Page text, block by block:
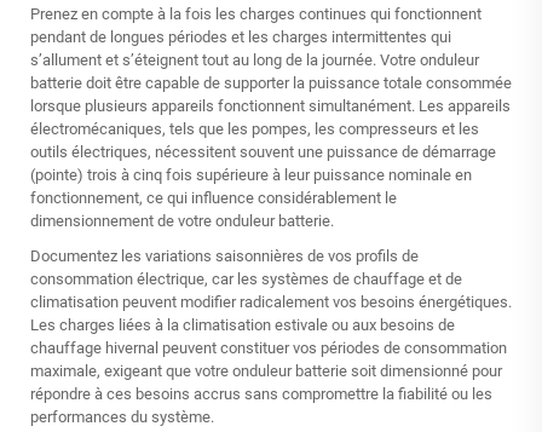
Prenez en compte à la fois les charges continues qui fonctionnent
pendant de longues périodes et les charges intermittentes qui
s’allument et s’éteignent tout au long de la journée. Votre onduleur
batterie doit être capable de supporter la puissance totale consommée
lorsque plusieurs appareils fonctionnent simultanément. Les appareils
électromécaniques, tels que les pompes, les compresseurs et les
outils électriques, nécessitent souvent une puissance de démarrage
(pointe) trois à cinq fois supérieure à leur puissance nominale en
fonctionnement, ce qui influence considérablement le
dimensionnement de votre onduleur batterie.
Documentez les variations saisonnières de vos profils de
consommation électrique, car les systèmes de chauffage et de
climatisation peuvent modifier radicalement vos besoins énergétiques.
Les charges liées à la climatisation estivale ou aux besoins de
chauffage hivernal peuvent constituer vos périodes de consommation
maximale, exigeant que votre onduleur batterie soit dimensionné pour
répondre à ces besoins accrus sans compromettre la fiabilité ou les
performances du système.